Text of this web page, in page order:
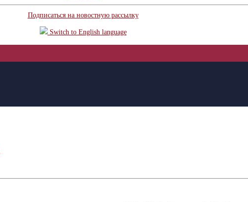
Подписаться на новостную рассылку
Switch to English language